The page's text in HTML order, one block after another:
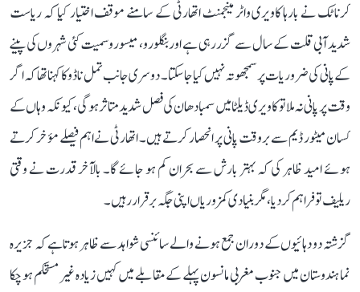
کرناٹک نے بارہا کاویری واٹر مینجمنٹ اتھارٹی کے سامنے موقف اختیار کیا کہ ریاست
شدید آبی قلت کے سال سے گزر رہی ہے اور بنگلورو، میسورو سمیت کئی شہروں کی پینے
کے پانی کی ضروریات پر سمجھوتہ نہیں کیا جا سکتا۔ دوسری جانب تمل ناڈو کا کہنا تھا کہ اگر
وقت پر پانی نہ ملا تو کاویری ڈیلٹا میں سمبا دھان کی فصل شدید متاثر ہوگی، کیونکہ وہاں کے
کسان میٹور ڈیم سے بروقت پانی پر انحصار کرتے ہیں۔ اتھارٹی نے اہم فیصلے مؤخر کرتے
ہوئے امید ظاہر کی کہ بہتر بارش سے بحران کم ہو جائے گا۔ بالآخر قدرت نے وقتی
ریلیف تو فراہم کر دیا، مگر بنیادی کمزوریاں اپنی جگہ برقرار رہیں۔
گزشتہ دو دہائیوں کے دوران جمع ہونے والے سائنسی شواہد سے ظاہر ہوتا ہے کہ جزیرہ
نما ہندوستان میں جنوب مغربی مانسون پہلے کے مقابلے میں کہیں زیادہ غیر مستحکم ہو چکا